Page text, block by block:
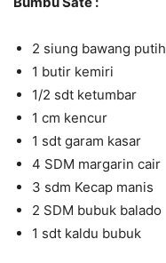
2 siung bawang putih
1 butir kemiri
1/2 sdt ketumbar
1 cm kencur
1 sdt garam kasar
4 SDM margarin cair
3 sdm Kecap manis
2 SDM bubuk balado
1 sdt kaldu bubuk